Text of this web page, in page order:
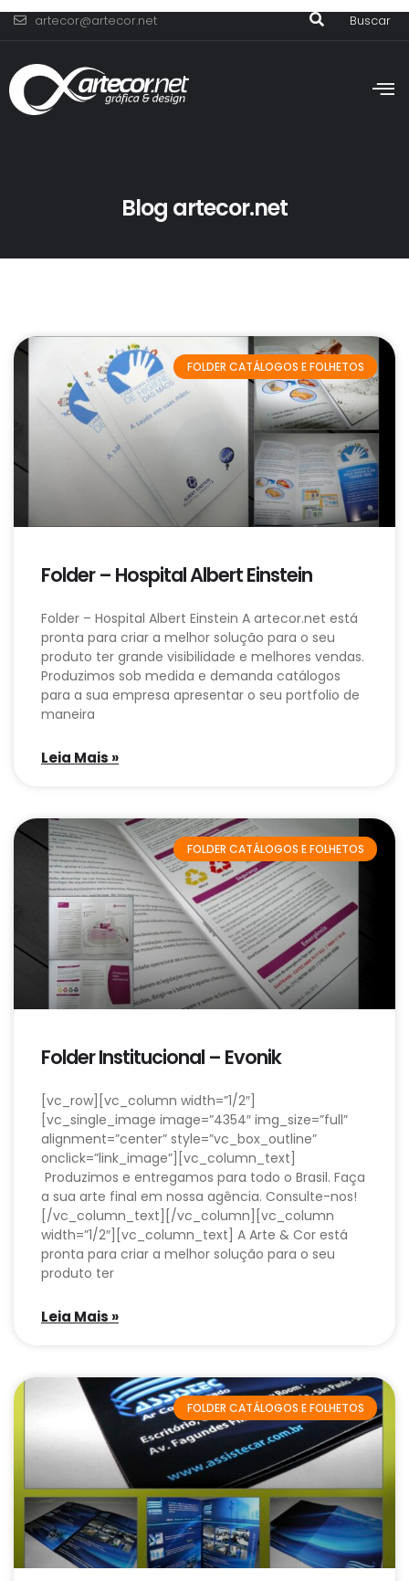
artecor@artecor.net Buscar
Blog artecor.net
FOLDER CATÁLOGOS E FOLHETOS
Folder – Hospital Albert Einstein
Folder – Hospital Albert Einstein A artecor.net está
pronta para criar a melhor solução para o seu
produto ter grande visibilidade e melhores vendas.
Produzimos sob medida e demanda catálogos
para a sua empresa apresentar o seu portfolio de
maneira
Leia Mais »
FOLDER CATÁLOGOS E FOLHETOS
Folder Institucional – Evonik
[vc_row][vc_column width=”1/2″]
[vc_single_image image=”4354″ img_size=”full”
alignment=”center” style=”vc_box_outline”
onclick=”link_image”][vc_column_text]
Produzimos e entregamos para todo o Brasil. Faça
a sua arte final em nossa agência. Consulte-nos!
[/vc_column_text][/vc_column][vc_column
width=”1/2″][vc_column_text] A Arte & Cor está
pronta para criar a melhor solução para o seu
produto ter
Leia Mais »
FOLDER CATÁLOGOS E FOLHETOS